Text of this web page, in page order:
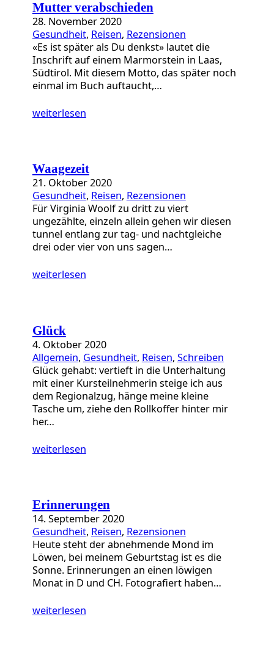
Mutter verabschieden
28. November 2020
Gesundheit, Reisen, Rezensionen
«Es ist später als Du denkst» lautet die
Inschrift auf einem Marmorstein in Laas,
Südtirol. Mit diesem Motto, das später noch
einmal im Buch auftaucht,…
weiterlesen
Waagezeit
21. Oktober 2020
Gesundheit, Reisen, Rezensionen
Für Virginia Woolf zu dritt zu viert
ungezählte, einzeln allein gehen wir diesen
tunnel entlang zur tag- und nachtgleiche
drei oder vier von uns sagen…
weiterlesen
Glück
4. Oktober 2020
Allgemein, Gesundheit, Reisen, Schreiben
Glück gehabt: vertieft in die Unterhaltung
mit einer Kursteilnehmerin steige ich aus
dem Regionalzug, hänge meine kleine
Tasche um, ziehe den Rollkoffer hinter mir
her…
weiterlesen
Erinnerungen
14. September 2020
Gesundheit, Reisen, Rezensionen
Heute steht der abnehmende Mond im
Löwen, bei meinem Geburtstag ist es die
Sonne. Erinnerungen an einen löwigen
Monat in D und CH. Fotografiert haben…
weiterlesen